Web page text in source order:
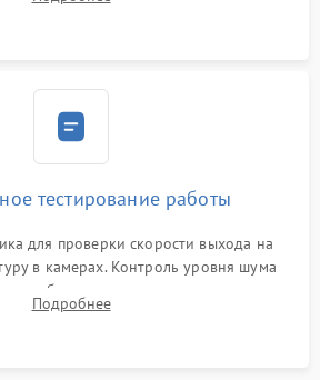
рабочего давления в системе.
тестирование работы
для проверки скорости выхода на
в камерах. Контроль уровня шума
обмерзания стенок и корректного
автоматической оттайки.
Подробнее